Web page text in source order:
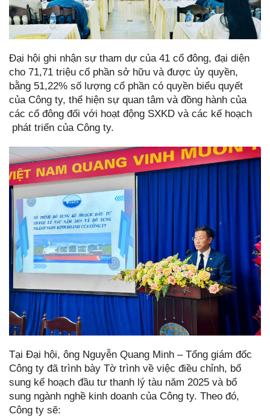
Đại hội ghi nhận sự tham dự của 41 cổ đông, đại diện
cho 71,71 triệu cổ phần sở hữu và được ủy quyền,
bằng 51,22% số lượng cổ phần có quyền biểu quyết
của Công ty, thể hiện sự quan tâm và đồng hành của
các cổ đông đối với hoạt động SXKD và các kế hoạch
phát triển của Công ty.
Tại Đại hội, ông Nguyễn Quang Minh – Tổng giám đốc
Công ty đã trình bày Tờ trình về việc điều chỉnh, bổ
sung kế hoạch đầu tư thanh lý tàu năm 2025 và bổ
sung ngành nghề kinh doanh của Công ty. Theo đó,
Công ty sẽ: